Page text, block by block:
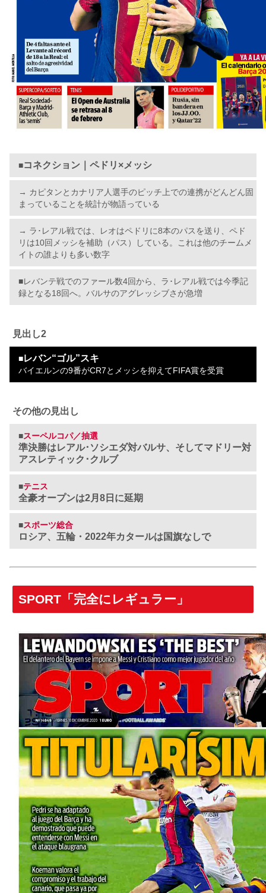
■コネクション｜ペドリ×メッシ
→ カピタンとカナリア人選手のピッチ上での連携がどんどん固
まっていることを統計が物語っている
→ ラ･レアル戦では、レオはペドリに8本のパスを送り、ペド
リは10回メッシを補助（パス）している。これは他のチームメ
イトの誰よりも多い数字
■レバンテ戦でのファール数4回から、ラ･レアル戦では今季記
録となる18回へ。バルサのアグレッシブさが急増
見出し2
■レバン“ゴル”スキ
バイエルンの9番がCR7とメッシを抑えてFIFA賞を受賞
その他の見出し
■スーペルコパ／抽選
準決勝はレアル･ソシエダ対バルサ、そしてマドリー対
アスレティック･クルブ
■テニス
全豪オープンは2月8日に延期
■スポーツ総合
ロシア、五輪・2022年カタールは国旗なしで
SPORT「完全にレギュラー」